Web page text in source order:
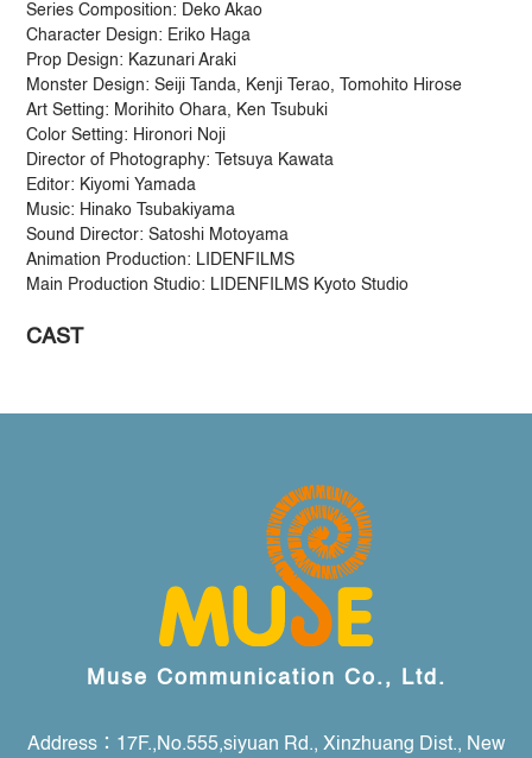
Series Composition: Deko Akao
Character Design: Eriko Haga
Prop Design: Kazunari Araki
Monster Design: Seiji Tanda, Kenji Terao, Tomohito Hirose
Art Setting: Morihito Ohara, Ken Tsubuki
Color Setting: Hironori Noji
Director of Photography: Tetsuya Kawata
Editor: Kiyomi Yamada
Music: Hinako Tsubakiyama
Sound Director: Satoshi Motoyama
Animation Production: LIDENFILMS
Main Production Studio: LIDENFILMS Kyoto Studio
CAST
Muse Communication Co., Ltd.
Address：17F.,No.555,siyuan Rd., Xinzhuang Dist., New